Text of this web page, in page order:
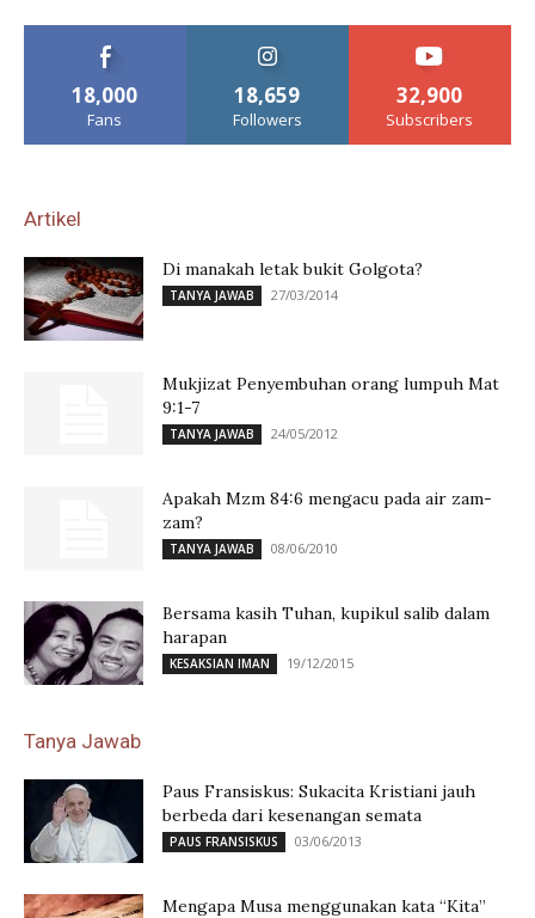
18,000
Fans
18,659
Followers
32,900
Subscribers
Artikel
Di manakah letak bukit Golgota?
TANYA JAWAB 27/03/2014
Mukjizat Penyembuhan orang lumpuh Mat
9:1-7
TANYA JAWAB 24/05/2012
Apakah Mzm 84:6 mengacu pada air zam-
zam?
TANYA JAWAB 08/06/2010
Bersama kasih Tuhan, kupikul salib dalam
harapan
KESAKSIAN IMAN 19/12/2015
Tanya Jawab
Paus Fransiskus: Sukacita Kristiani jauh
berbeda dari kesenangan semata
PAUS FRANSISKUS 03/06/2013
Mengapa Musa menggunakan kata “Kita”